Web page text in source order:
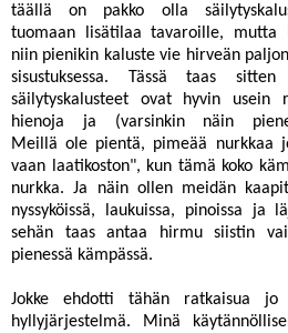
täällä on pakko olla
tuomaan lisätilaa tavaroille, mutta
niin pienikin kaluste vie hirveän
sisustuksessa. Tässä taas
säilytyskalusteet ovat hyvin
hienoja ja (varsinkin näin
Meillä ole pientä, pimeää nurkkaa
vaan laatikoston", kun tämä koko
nurkka. Ja näin ollen meidän
nyssyköissä, laukuissa, pinoissa ja
sehän taas antaa hirmu siistin
pienessä kämpässä.
Jokke ehdotti tähän ratkaisua
hyllyjärjestelmä. Minä